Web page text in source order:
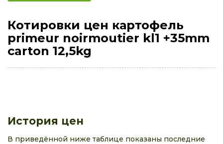
Котировки цен картофель
primeur noirmoutier kl1 +35mm
carton 12,5kg
История цен
В приведённой ниже таблице показаны последние